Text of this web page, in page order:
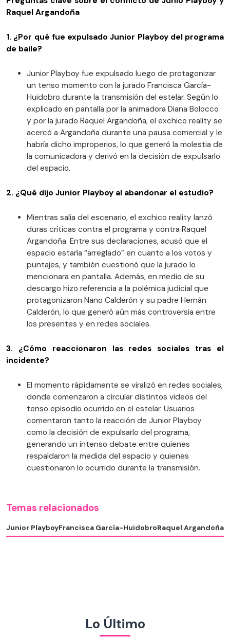
Raquel Argandoña
1. ¿Por qué fue expulsado Junior Playboy del programa
de baile?
Junior Playboy fue expulsado luego de protagonizar
un tenso momento con la jurado Francisca García-
Huidobro durante la transmisión del estelar. Según lo
explicado en pantalla por la animadora Diana Bolocco
y por la jurado Raquel Argandoña, el exchico reality se
acercó a Argandoña durante una pausa comercial y le
habría dicho improperios, lo que generó la molestia de
la comunicadora y derivó en la decisión de expulsarlo
del espacio.
2. ¿Qué dijo Junior Playboy al abandonar el estudio?
Mientras salía del escenario, el exchico reality lanzó
duras críticas contra el programa y contra Raquel
Argandoña. Entre sus declaraciones, acusó que el
espacio estaría “arreglado” en cuanto a los votos y
puntajes, y también cuestionó que la jurado lo
mencionara en pantalla. Además, en medio de su
descargo hizo referencia a la polémica judicial que
protagonizaron Nano Calderón y su padre Hernán
Calderón, lo que generó aún más controversia entre
los presentes y en redes sociales.
3. ¿Cómo reaccionaron las redes sociales tras el
incidente?
El momento rápidamente se viralizó en redes sociales,
donde comenzaron a circular distintos videos del
tenso episodio ocurrido en el estelar. Usuarios
comentaron tanto la reacción de Junior Playboy
como la decisión de expulsarlo del programa,
generando un intenso debate entre quienes
respaldaron la medida del espacio y quienes
cuestionaron lo ocurrido durante la transmisión.
Temas relacionados
Junior PlayboyFrancisca García-HuidobroRaquel Argandoña
Lo Último